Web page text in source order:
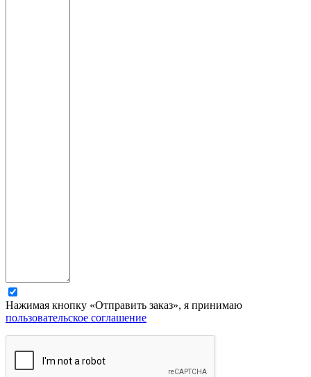
Нажимая кнопку «Отправить заказ», я принимаю
пользовательское соглашение